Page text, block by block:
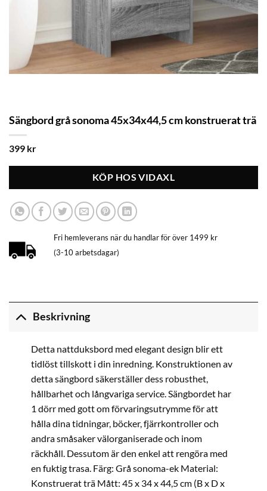
Sängbord grå sonoma 45x34x44,5 cm konstruerat trä
399 kr
KÖP HOS VIDAXL
Fri hemleverans när du handlar för över 1499 kr
(3-10 arbetsdagar)
Beskrivning
Detta nattduksbord med elegant design blir ett
tidlöst tillskott i din inredning. Konstruktionen av
detta sängbord säkerställer dess robusthet,
hållbarhet och långvariga service. Sängbordet har
1 dörr med gott om förvaringsutrymme för att
hålla dina tidningar, böcker, fjärrkontroller och
andra småsaker välorganiserade och inom
räckhåll. Dessutom är den enkel att rengöra med
en fuktig trasa. Färg: Grå sonoma-ek Material:
Konstruerat trä Mått: 45 x 34 x 44,5 cm (B x D x